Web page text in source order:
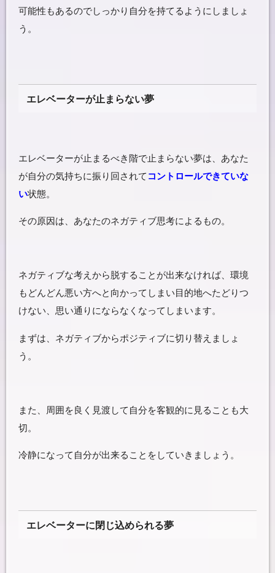
可能性もあるのでしっかり自分を持てるようにしましょ
う。
エレベーターが止まらない夢
エレベーターが止まるべき階で止まらない夢は、あなた
が自分の気持ちに振り回されて コントロールできていな
い状態。
その原因は、あなたのネガティブ思考によるもの。
ネガティブな考えから脱することが出来なければ、環境
もどんどん悪い方へと向かってしまい目的地へたどりつ
けない、思い通りにならなくなってしまいます。
まずは、ネガティブからポジティブに切り替えましょ
う。
また、周囲を良く見渡して自分を客観的に見ることも大
切。
冷静になって自分が出来ることをしていきましょう。
エレベーターに閉じ込められる夢